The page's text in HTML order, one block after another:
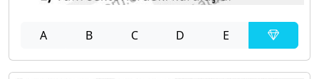
A B C D E